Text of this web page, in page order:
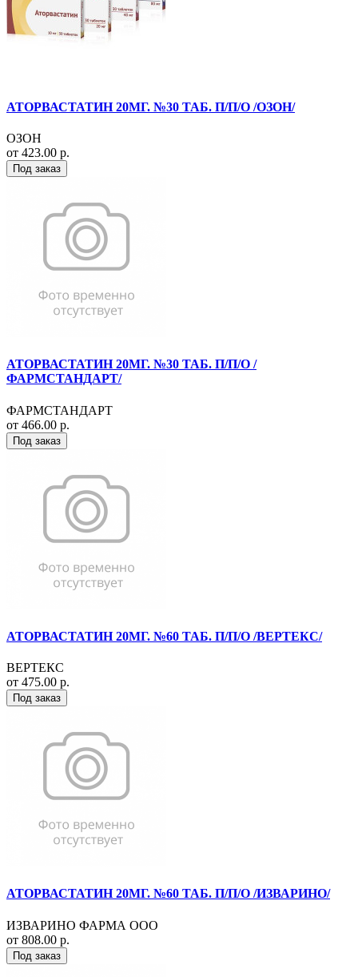
АТОРВАСТАТИН 20МГ. №30 ТАБ. П/П/О /ОЗОН/
ОЗОН
от 423.00 р.
Под заказ
АТОРВАСТАТИН 20МГ. №30 ТАБ. П/П/О /
ФАРМСТАНДАРТ/
ФАРМСТАНДАРТ
от 466.00 р.
Под заказ
АТОРВАСТАТИН 20МГ. №60 ТАБ. П/П/О /ВЕРТЕКС/
ВЕРТЕКС
от 475.00 р.
Под заказ
АТОРВАСТАТИН 20МГ. №60 ТАБ. П/П/О /ИЗВАРИНО/
ИЗВАРИНО ФАРМА ООО
от 808.00 р.
Под заказ